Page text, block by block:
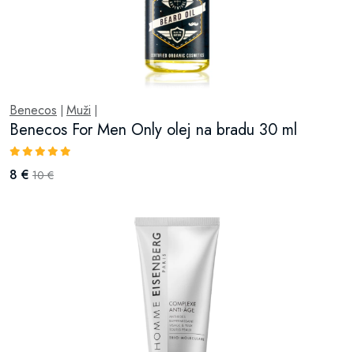
Benecos Muži
Benecos For Men Only olej na bradu 30 ml
8 € 10 €